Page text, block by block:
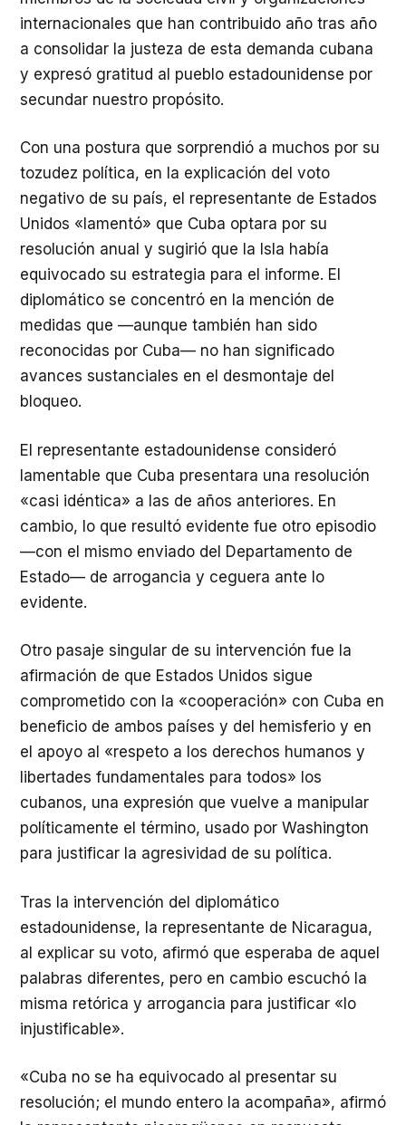
internacionales que han contribuido año tras año
a consolidar la justeza de esta demanda cubana
y expresó gratitud al pueblo estadounidense por
secundar nuestro propósito.
Con una postura que sorprendió a muchos por su
tozudez política, en la explicación del voto
negativo de su país, el representante de Estados
Unidos «lamentó» que Cuba optara por su
resolución anual y sugirió que la Isla había
equivocado su estrategia para el informe. El
diplomático se concentró en la mención de
medidas que —aunque también han sido
reconocidas por Cuba— no han significado
avances sustanciales en el desmontaje del
bloqueo.
El representante estadounidense consideró
lamentable que Cuba presentara una resolución
«casi idéntica» a las de años anteriores. En
cambio, lo que resultó evidente fue otro episodio
—con el mismo enviado del Departamento de
Estado— de arrogancia y ceguera ante lo
evidente.
Otro pasaje singular de su intervención fue la
afirmación de que Estados Unidos sigue
comprometido con la «cooperación» con Cuba en
beneficio de ambos países y del hemisferio y en
el apoyo al «respeto a los derechos humanos y
libertades fundamentales para todos» los
cubanos, una expresión que vuelve a manipular
políticamente el término, usado por Washington
para justificar la agresividad de su política.
Tras la intervención del diplomático
estadounidense, la representante de Nicaragua,
al explicar su voto, afirmó que esperaba de aquel
palabras diferentes, pero en cambio escuchó la
misma retórica y arrogancia para justificar «lo
injustificable».
«Cuba no se ha equivocado al presentar su
resolución; el mundo entero la acompaña», afirmó